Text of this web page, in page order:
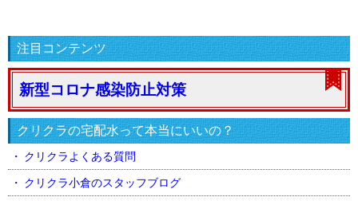
注目コンテンツ
新型コロナ感染防止対策
クリクラの宅配水って本当にいいの？
クリクラよくある質問
クリクラ小倉のスタッフブログ